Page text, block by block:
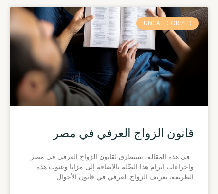
UNCATEGORIZED
قانون الزواج العرفي في مصر
في هذه المقالة، سنتطرق لقانون الزواج العرفي في مصر
وإجراءات إبرام هذا الصِّلة بالإضافة إلى مزايا وعيوب هذه
الطريقة. تعريف الزواج العرفي في قانون الأحوال
Page
Page
Page
Page